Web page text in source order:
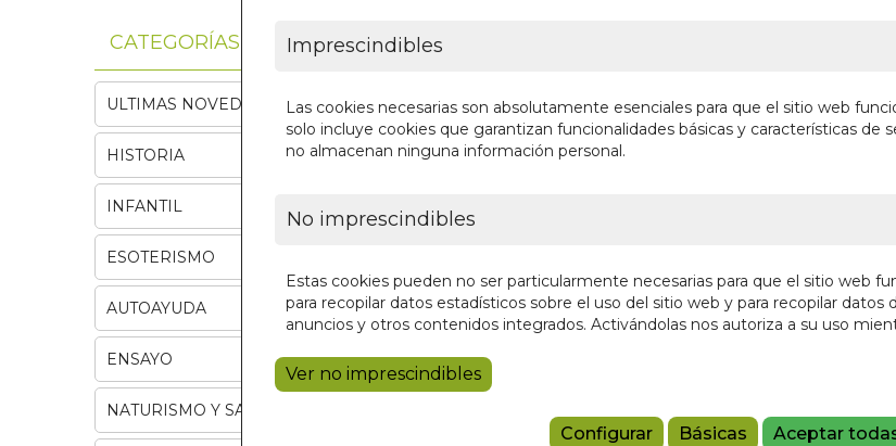
Imprescindibles
Las cookies necesarias son absolutamente esenciales para que el sitio web
solo incluye cookies que garantizan funcionalidades básicas y características de
no almacenan ninguna información personal.
No imprescindibles
Estas cookies pueden no ser particularmente necesarias para que el sitio web
para recopilar datos estadísticos sobre el uso del sitio web y para recopilar datos
anuncios y otros contenidos integrados. Activándolas nos autoriza a su uso
Ver no imprescindibles
Configurar Básicas Aceptar
CATEGORÍAS
ULTIMAS NOVEDADES
HISTORIA
INFANTIL
ESOTERISMO
AUTOAYUDA
ENSAYO
NATURISMO Y SALUD